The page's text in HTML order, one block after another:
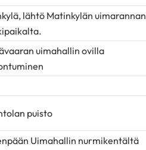
lähtö Matinkylän uimarannan
uimahallin ovilla
puisto
Uimahallin nurmikentältä